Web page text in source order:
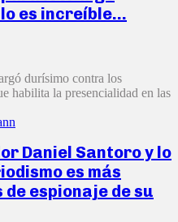
es increíble…
durísimo contra los
habilita la presencialidad en las
Daniel Santoro y lo
es más
espionaje de su